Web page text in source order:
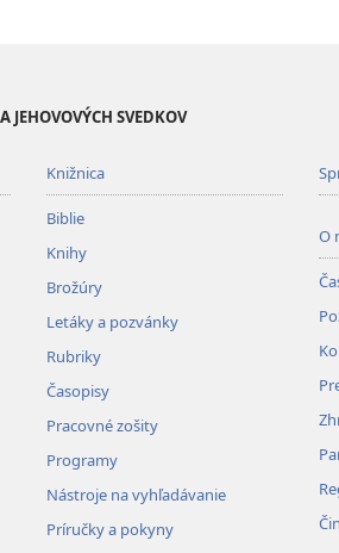
SVEDKOV
Knižnica
Biblie
Knihy
Brožúry
Letáky a pozvánky
Rubriky
Časopisy
Pracovné zošity
Programy
Nástroje na vyhľadávanie
Príručky a pokyny
O